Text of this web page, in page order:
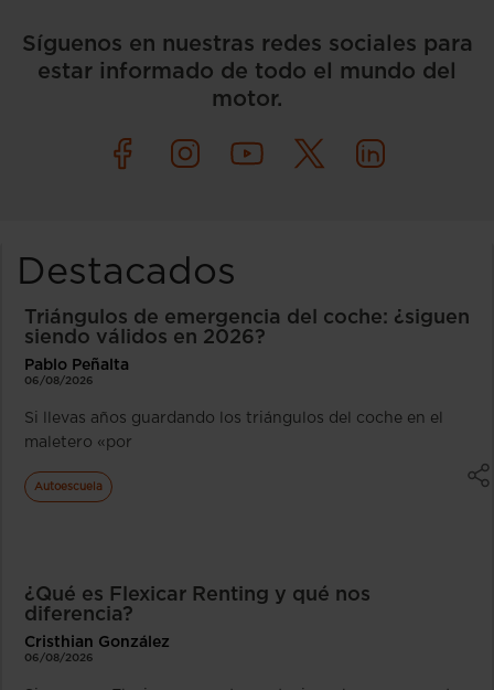
Síguenos en nuestras redes sociales para
estar informado de todo el mundo del
motor.
Destacados
Triángulos de emergencia del coche: ¿siguen
siendo válidos en 2026?
Pablo Peñalta
06/08/2026
Si llevas años guardando los triángulos del coche en el
maletero «por
Autoescuela
¿Qué es Flexicar Renting y qué nos
diferencia?
Cristhian González
06/08/2026